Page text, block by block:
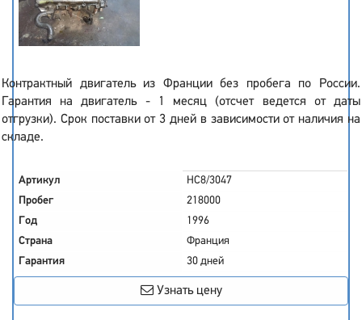
Контрактный двигатель из Франции без пробега по России.
Гарантия на двигатель - 1 месяц (отсчет ведется от даты
отгрузки). Срок поставки от 3 дней в зависимости от наличия на
складе.
Артикул
HC8/3047
Пробег
218000
Год
1996
Страна
Франция
Гарантия
30 дней
Узнать цену